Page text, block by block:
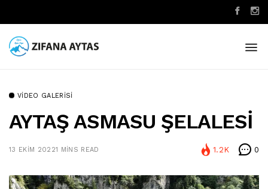
VIDEO GALERISI
AYTAŞ ASMASU ŞELALESİ
13 EKIM 20221 MINS READ 1.2K 0